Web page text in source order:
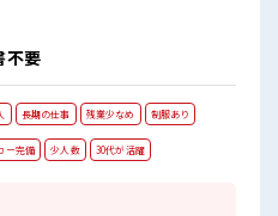
不要
長期の仕事 残業少なめ 制服あり
ー完備 少人数 30代が活躍